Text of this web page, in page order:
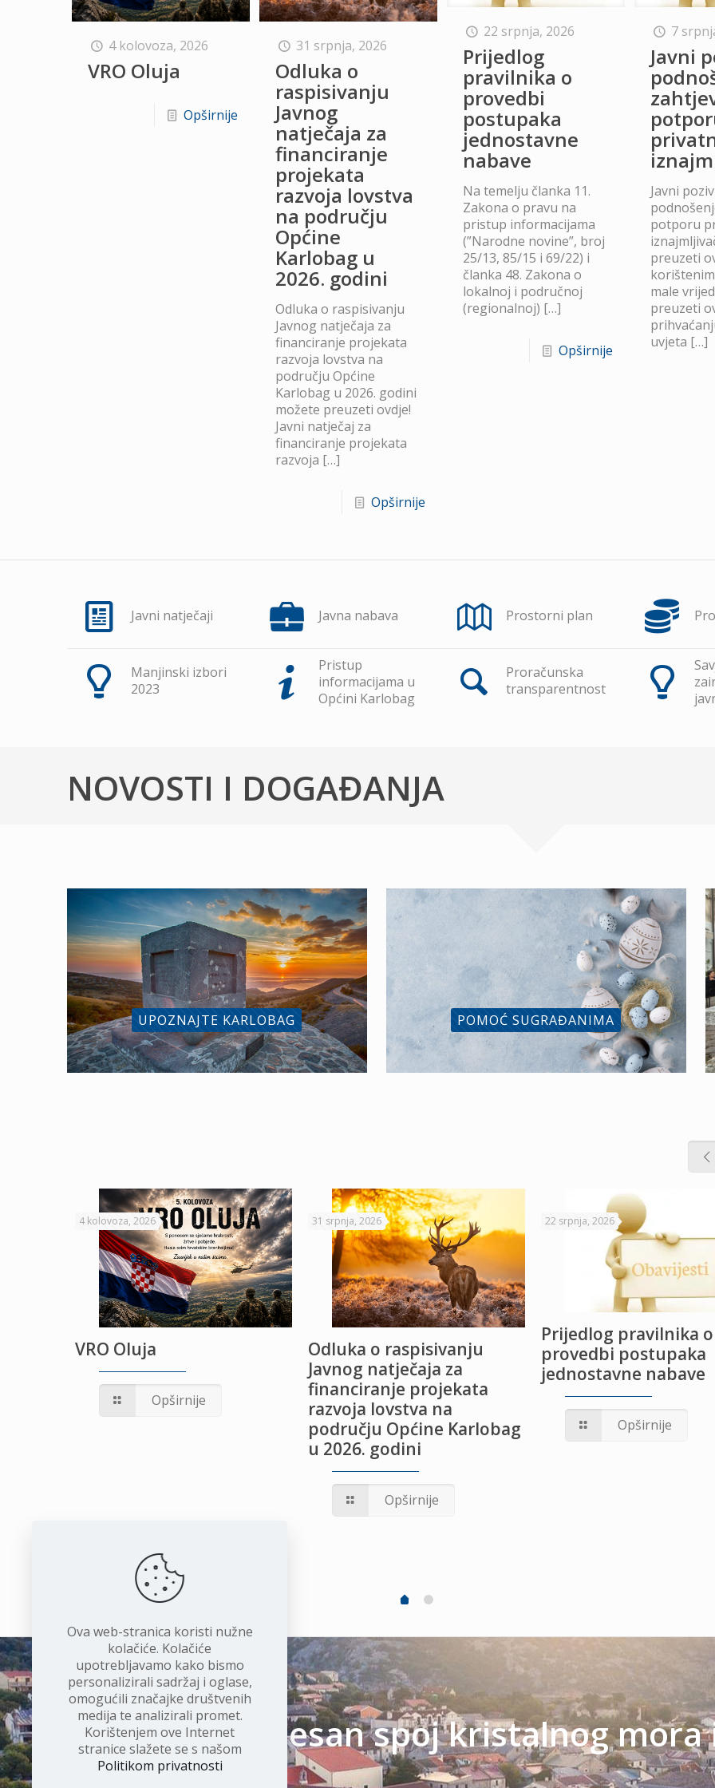
4 kolovoza, 2026
VRO Oluja
Opširnije
31 srpnja, 2026
Odluka o
raspisivanju
Javnog
natječaja za
financiranje
projekata
razvoja lovstva
na području
Općine
Karlobag u
2026. godini
Odluka o raspisivanju
Javnog natječaja za
financiranje projekata
razvoja lovstva na
području Općine
Karlobag u 2026. godini
možete preuzeti ovdje!
Javni natječaj za
financiranje projekata
razvoja […]
Opširnije
22 srpnja, 2026
Prijedlog
pravilnika o
provedbi
postupaka
jednostavne
nabave
Na temelju članka 11.
Zakona o pravu na
pristup informacijama
(”Narodne novine”, broj
25/13, 85/15 i 69/22) i
članka 48. Zakona o
lokalnoj i područnoj
(regionalnoj) […]
Opširnije
7
Javni
Javni
potporu
preuzeti
male
preuzeti
uvjeta […]
Javni natječaji Javna nabava Prostorni plan
Manjinski izbori
2023
Pristup
informacijama u
Općini Karlobag
Proračunska
transparentnost
NOVOSTI I DOGAĐANJA
UPOZNAJTE KARLOBAG POMOĆ SUGRAĐANIMA
4 kolovoza, 2026
VRO Oluja
Opširnije
31 srpnja, 2026
Odluka o raspisivanju
Javnog natječaja za
financiranje projekata
razvoja lovstva na
području Općine Karlobag
u 2026. godini
Opširnije
22 srpnja, 2026
Prijedlog pravilnika o
provedbi postupaka
jednostavne nabave
Opširnije
Čudesan spoj kristalnog
Ova web-stranica koristi nužne
kolačiće. Kolačiće
upotrebljavamo kako bismo
personalizirali sadržaj i oglase,
omogućili značajke društvenih
medija te analizirali promet.
Korištenjem ove Internet
stranice slažete se s našom
Politikom privatnosti